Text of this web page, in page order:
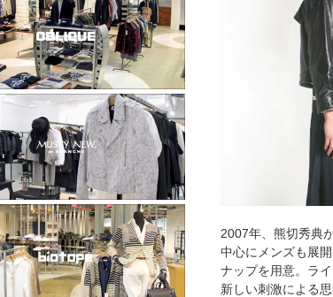
2007年、熊切秀典
中心にメンズも展
ナップを用意。ラ
新しい刺激による